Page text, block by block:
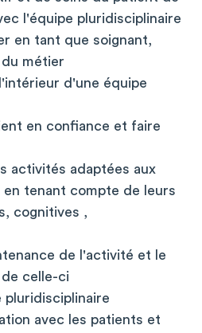
l'équipe pluridisciplinaire
en tant que soignant,
métier
d'une équipe
en confiance et faire
activités adaptées aux
en tenant compte de leurs
cognitives ,
de l'activité et le
celle-ci
pluridisciplinaire
avec les patients et